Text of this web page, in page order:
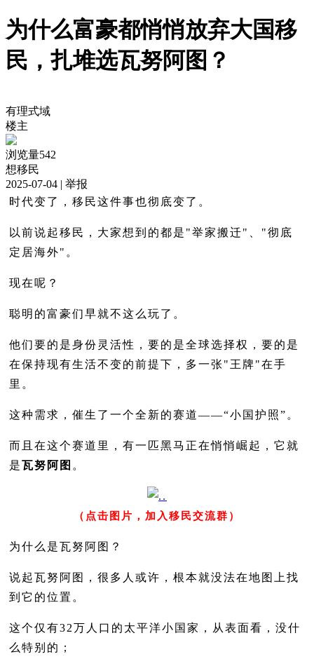
为什么富豪都悄悄放弃大国移
民，扎堆选瓦努阿图？
有理式域
楼主
浏览量542
想移民
2025-07-04 | 举报
时代变了，移民这件事也彻底变了。
以前说起移民，大家想到的都是"举家搬迁"、"彻底
定居海外"。
现在呢？
聪明的富豪们早就不这么玩了。
他们要的是身份灵活性，要的是全球选择权，要的是
在保持现有生活不变的前提下，多一张"王牌"在手
里。
这种需求，催生了一个全新的赛道——“小国护照”。
而且在这个赛道里，有一匹黑马正在悄悄崛起，它就
是瓦努阿图 。
（点击图片，加入移民交流群）
为什么是瓦努阿图？
说起瓦努阿图，很多人或许，根本就没法在地图上找
到它的位置。
这个仅有32万人口的太平洋小国家，从表面看，没什
么特别的；